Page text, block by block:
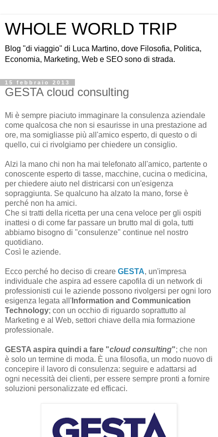
WHOLE WORLD TRIP
Blog "di viaggio" di Luca Martino, dove Filosofia, Politica,
Economia, Marketing, Web e SEO sono di strada.
15 febbraio 2013
GESTA cloud consulting
Mi è sempre piaciuto immaginare la consulenza aziendale
come qualcosa che non si esaurisse in una prestazione ad
ore, ma somigliasse più all'amico esperto, di questo o di
quello, cui ci rivolgiamo per chiedere un consiglio.
Alzi la mano chi non ha mai telefonato all'amico, partente o
conoscente esperto di tasse, macchine, cucina o medicina,
per chiedere aiuto nel districarsi con un'esigenza
sopraggiunta. Se qualcuno ha alzato la mano, forse è
perché non ha amici.
Che si tratti della ricetta per una cena veloce per gli ospiti
inattesi o di come far passare un brutto mal di gola, tutti
abbiamo bisogno di "consulenze" continue nel nostro
quotidiano.
Così le aziende.
Ecco perché ho deciso di creare GESTA, un'impresa
individuale che aspira ad essere capofila di un network di
professionisti cui le aziende possono rivolgersi per ogni loro
esigenza legata all' Information and Communication
Technology; con un occhio di riguardo soprattutto al
Marketing e al Web, settori chiave della mia formazione
professionale.
GESTA aspira quindi a fare "cloud consulting"; che non
è solo un termine di moda. È una filosofia, un modo nuovo di
concepire il lavoro di consulenza: seguire e adattarsi ad
ogni necessità dei clienti, per essere sempre pronti a fornire
soluzioni personalizzate ed efficaci.